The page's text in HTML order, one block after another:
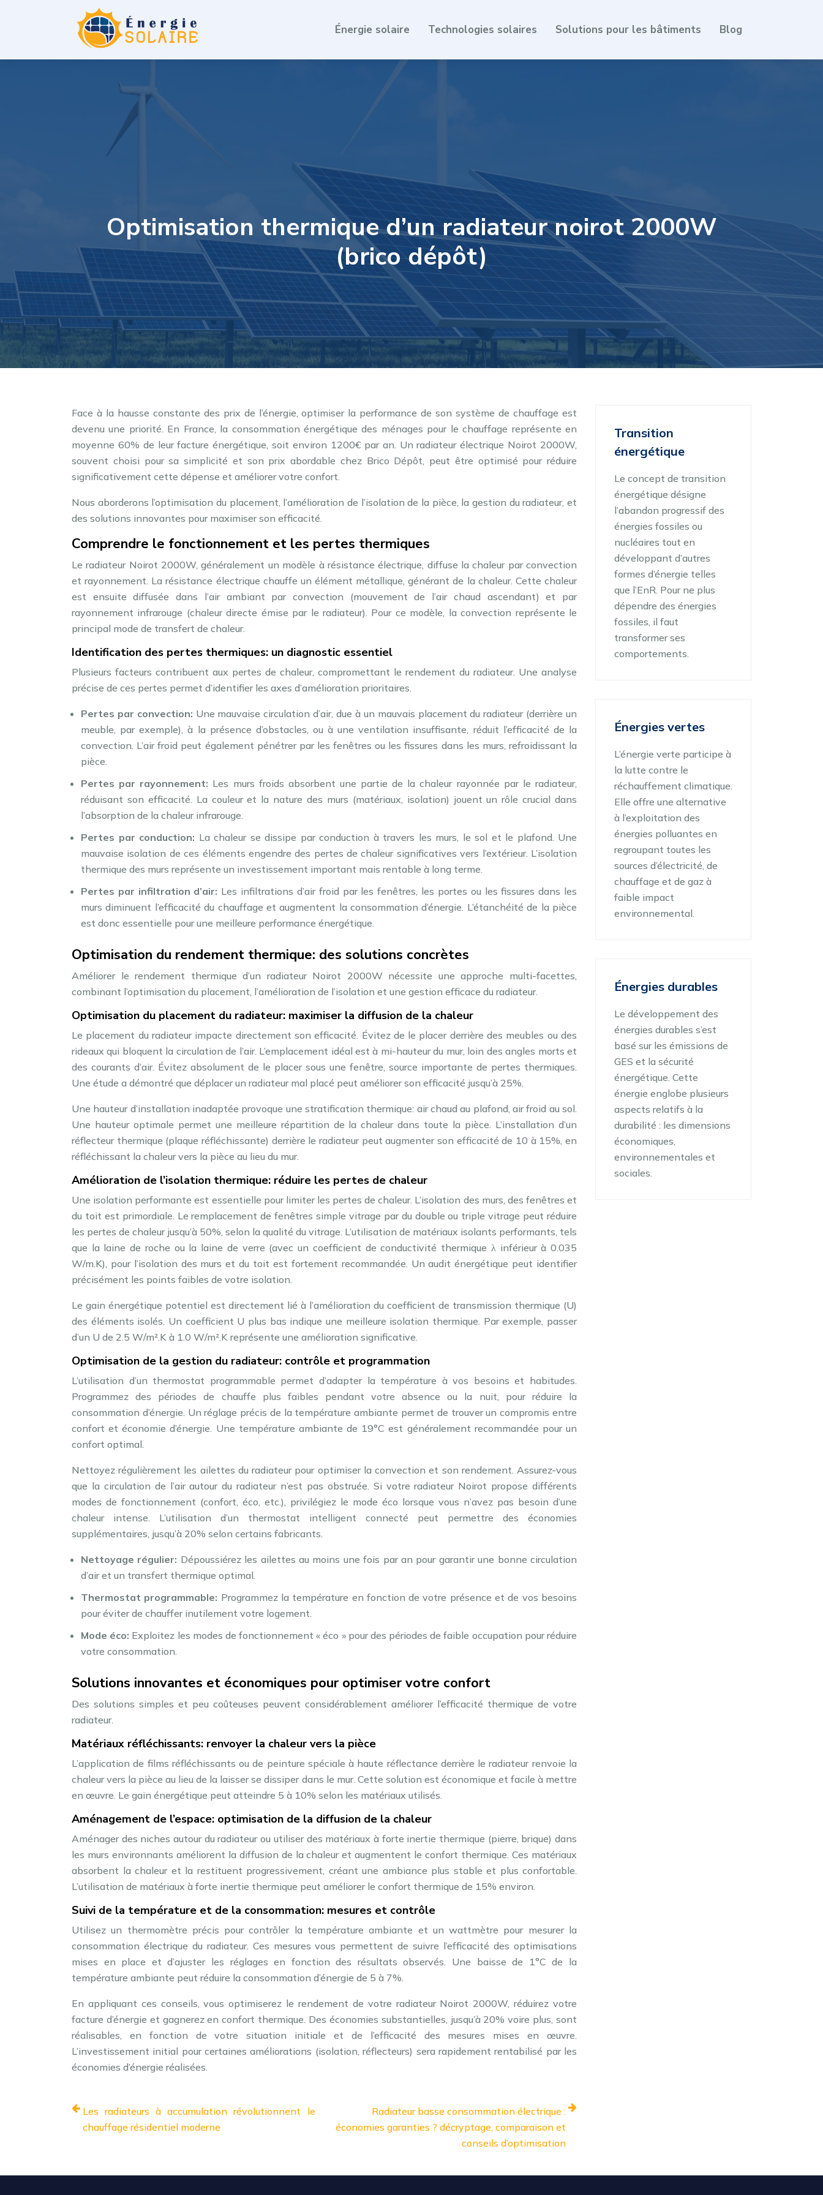
Énergie solaire Technologies solaires Solutions pour les bâtiments Blog
Optimisation thermique d’un radiateur noirot 2000W
(brico dépôt)
Face à la hausse constante des prix de l’énergie, optimiser la performance de son système de chauffage est
devenu une priorité. En France, la consommation énergétique des ménages pour le chauffage représente en
moyenne 60% de leur facture énergétique, soit environ 1200€ par an. Un radiateur électrique Noirot 2000W,
souvent choisi pour sa simplicité et son prix abordable chez Brico Dépôt, peut être optimisé pour réduire
significativement cette dépense et améliorer votre confort.
Nous aborderons l’optimisation du placement, l’amélioration de l’isolation de la pièce, la gestion du radiateur, et
des solutions innovantes pour maximiser son efficacité.
Comprendre le fonctionnement et les pertes thermiques
Le radiateur Noirot 2000W, généralement un modèle à résistance électrique, diffuse la chaleur par convection
et rayonnement. La résistance électrique chauffe un élément métallique, générant de la chaleur. Cette chaleur
est ensuite diffusée dans l’air ambiant par convection (mouvement de l’air chaud ascendant) et par
rayonnement infrarouge (chaleur directe émise par le radiateur). Pour ce modèle, la convection représente le
principal mode de transfert de chaleur.
Identification des pertes thermiques: un diagnostic essentiel
Plusieurs facteurs contribuent aux pertes de chaleur, compromettant le rendement du radiateur. Une analyse
précise de ces pertes permet d’identifier les axes d’amélioration prioritaires.
Pertes par convection: Une mauvaise circulation d’air, due à un mauvais placement du radiateur (derrière un
meuble, par exemple), à la présence d’obstacles, ou à une ventilation insuffisante, réduit l’efficacité de la
convection. L’air froid peut également pénétrer par les fenêtres ou les fissures dans les murs, refroidissant la
pièce.
Pertes par rayonnement: Les murs froids absorbent une partie de la chaleur rayonnée par le radiateur,
réduisant son efficacité. La couleur et la nature des murs (matériaux, isolation) jouent un rôle crucial dans
l’absorption de la chaleur infrarouge.
Pertes par conduction: La chaleur se dissipe par conduction à travers les murs, le sol et le plafond. Une
mauvaise isolation de ces éléments engendre des pertes de chaleur significatives vers l’extérieur. L’isolation
thermique des murs représente un investissement important mais rentable à long terme.
Pertes par infiltration d’air: Les infiltrations d’air froid par les fenêtres, les portes ou les fissures dans les
murs diminuent l’efficacité du chauffage et augmentent la consommation d’énergie. L’étanchéité de la pièce
est donc essentielle pour une meilleure performance énergétique.
Optimisation du rendement thermique: des solutions concrètes
Améliorer le rendement thermique d’un radiateur Noirot 2000W nécessite une approche multi-facettes,
combinant l’optimisation du placement, l’amélioration de l’isolation et une gestion efficace du radiateur.
Optimisation du placement du radiateur: maximiser la diffusion de la chaleur
Le placement du radiateur impacte directement son efficacité. Évitez de le placer derrière des meubles ou des
rideaux qui bloquent la circulation de l’air. L’emplacement idéal est à mi-hauteur du mur, loin des angles morts et
des courants d’air. Évitez absolument de le placer sous une fenêtre, source importante de pertes thermiques.
Une étude a démontré que déplacer un radiateur mal placé peut améliorer son efficacité jusqu’à 25%.
Une hauteur d’installation inadaptée provoque une stratification thermique: air chaud au plafond, air froid au sol.
Une hauteur optimale permet une meilleure répartition de la chaleur dans toute la pièce. L’installation d’un
réflecteur thermique (plaque réfléchissante) derrière le radiateur peut augmenter son efficacité de 10 à 15%, en
réfléchissant la chaleur vers la pièce au lieu du mur.
Amélioration de l’isolation thermique: réduire les pertes de chaleur
Une isolation performante est essentielle pour limiter les pertes de chaleur. L’isolation des murs, des fenêtres et
du toit est primordiale. Le remplacement de fenêtres simple vitrage par du double ou triple vitrage peut réduire
les pertes de chaleur jusqu’à 50%, selon la qualité du vitrage. L’utilisation de matériaux isolants performants, tels
que la laine de roche ou la laine de verre (avec un coefficient de conductivité thermique λ inférieur à 0.035
W/m.K), pour l’isolation des murs et du toit est fortement recommandée. Un audit énergétique peut identifier
précisément les points faibles de votre isolation.
Le gain énergétique potentiel est directement lié à l’amélioration du coefficient de transmission thermique (U)
des éléments isolés. Un coefficient U plus bas indique une meilleure isolation thermique. Par exemple, passer
d’un U de 2.5 W/m².K à 1.0 W/m².K représente une amélioration significative.
Optimisation de la gestion du radiateur: contrôle et programmation
L’utilisation d’un thermostat programmable permet d’adapter la température à vos besoins et habitudes.
Programmez des périodes de chauffe plus faibles pendant votre absence ou la nuit, pour réduire la
consommation d’énergie. Un réglage précis de la température ambiante permet de trouver un compromis entre
confort et économie d’énergie. Une température ambiante de 19°C est généralement recommandée pour un
confort optimal.
Nettoyez régulièrement les ailettes du radiateur pour optimiser la convection et son rendement. Assurez-vous
que la circulation de l’air autour du radiateur n’est pas obstruée. Si votre radiateur Noirot propose différents
modes de fonctionnement (confort, éco, etc.), privilégiez le mode éco lorsque vous n’avez pas besoin d’une
chaleur intense. L’utilisation d’un thermostat intelligent connecté peut permettre des économies
supplémentaires, jusqu’à 20% selon certains fabricants.
Nettoyage régulier: Dépoussiérez les ailettes au moins une fois par an pour garantir une bonne circulation
d’air et un transfert thermique optimal.
Thermostat programmable: Programmez la température en fonction de votre présence et de vos besoins
pour éviter de chauffer inutilement votre logement.
Mode éco: Exploitez les modes de fonctionnement « éco » pour des périodes de faible occupation pour réduire
votre consommation.
Solutions innovantes et économiques pour optimiser votre confort
Des solutions simples et peu coûteuses peuvent considérablement améliorer l’efficacité thermique de votre
radiateur.
Matériaux réfléchissants: renvoyer la chaleur vers la pièce
L’application de films réfléchissants ou de peinture spéciale à haute réflectance derrière le radiateur renvoie la
chaleur vers la pièce au lieu de la laisser se dissiper dans le mur. Cette solution est économique et facile à mettre
en œuvre. Le gain énergétique peut atteindre 5 à 10% selon les matériaux utilisés.
Aménagement de l’espace: optimisation de la diffusion de la chaleur
Aménager des niches autour du radiateur ou utiliser des matériaux à forte inertie thermique (pierre, brique) dans
les murs environnants améliorent la diffusion de la chaleur et augmentent le confort thermique. Ces matériaux
absorbent la chaleur et la restituent progressivement, créant une ambiance plus stable et plus confortable.
L’utilisation de matériaux à forte inertie thermique peut améliorer le confort thermique de 15% environ.
Suivi de la température et de la consommation: mesures et contrôle
Utilisez un thermomètre précis pour contrôler la température ambiante et un wattmètre pour mesurer la
consommation électrique du radiateur. Ces mesures vous permettent de suivre l’efficacité des optimisations
mises en place et d’ajuster les réglages en fonction des résultats observés. Une baisse de 1°C de la
température ambiante peut réduire la consommation d’énergie de 5 à 7%.
En appliquant ces conseils, vous optimiserez le rendement de votre radiateur Noirot 2000W, réduirez votre
facture d’énergie et gagnerez en confort thermique. Des économies substantielles, jusqu’à 20% voire plus, sont
réalisables, en fonction de votre situation initiale et de l’efficacité des mesures mises en œuvre.
L’investissement initial pour certaines améliorations (isolation, réflecteurs) sera rapidement rentabilisé par les
économies d’énergie réalisées.
Les radiateurs à accumulation révolutionnent le
chauffage résidentiel moderne
Radiateur basse consommation électrique :
économies garanties ? décryptage, comparaison et
conseils d’optimisation
Transition
énergétique
Le concept de transition
énergétique désigne
l’abandon progressif des
énergies fossiles ou
nucléaires tout en
développant d’autres
formes d’énergie telles
que l’EnR. Pour ne plus
dépendre des énergies
fossiles, il faut
transformer ses
comportements.
Énergies vertes
L’énergie verte participe à
la lutte contre le
réchauffement climatique.
Elle offre une alternative
à l’exploitation des
énergies polluantes en
regroupant toutes les
sources d’électricité, de
chauffage et de gaz à
faible impact
environnemental.
Énergies durables
Le développement des
énergies durables s’est
basé sur les émissions de
GES et la sécurité
énergétique. Cette
énergie englobe plusieurs
aspects relatifs à la
durabilité : les dimensions
économiques,
environnementales et
sociales.